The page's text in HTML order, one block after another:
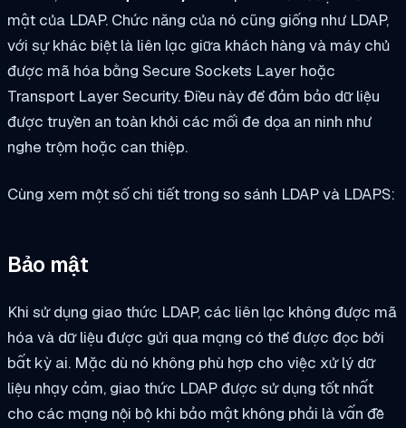
mật của LDAP. Chức năng của nó cũng giống như LDAP,
với sự khác biệt là liên lạc giữa khách hàng và máy chủ
được mã hóa bằng Secure Sockets Layer hoặc
Transport Layer Security. Điều này để đảm bảo dữ liệu
được truyền an toàn khỏi các mối đe dọa an ninh như
nghe trộm hoặc can thiệp.
Cùng xem một số chi tiết trong so sánh LDAP và LDAPS:
Bảo mật
Khi sử dụng giao thức LDAP, các liên lạc không được mã
hóa và dữ liệu được gửi qua mạng có thể được đọc bởi
bất kỳ ai. Mặc dù nó không phù hợp cho việc xử lý dữ
liệu nhạy cảm, giao thức LDAP được sử dụng tốt nhất
cho các mạng nội bộ khi bảo mật không phải là vấn đề